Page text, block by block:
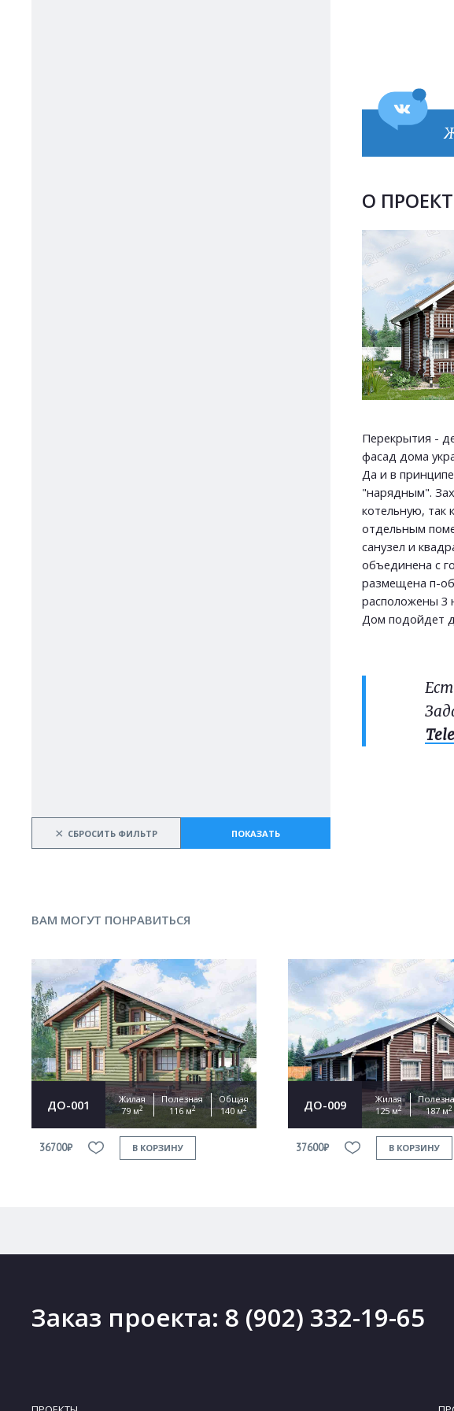
× СБРОСИТЬ ФИЛЬТР ПОКАЗАТЬ
О
Перекрытия -
фасад дома
Да и в
"нарядным".
котельную, так
отдельным
санузел и
объединена с
размещена п-
расположены 3
Дом подойдет
ВАМ МОГУТ ПОНРАВИТЬСЯ
ДО-001
Жилая
79 м2
Полезная
116 м2
Общая
140 м2
36700₽ В КОРЗИНУ
ДО-009
Жилая
125 м2
187 м2
37600₽ В КОРЗИНУ
Согласен
Заказ проекта: 8 (902) 332-19-65
Согласен
This site is protected
apply.